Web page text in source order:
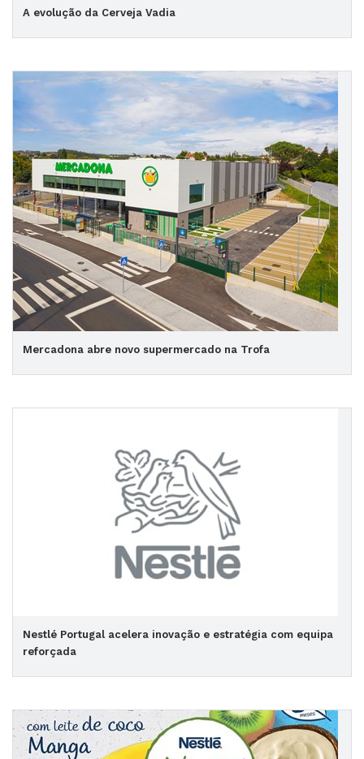
A evolução da Cerveja Vadia
Mercadona abre novo supermercado na Trofa
Nestlé Portugal acelera inovação e estratégia com equipa
reforçada